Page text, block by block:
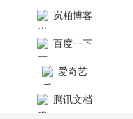
剧片、爱情
片、搞笑片
等全新电
影，是影
合破解游
戏、整合安
卓破解软件
分享与下
载！旨在打
网
岚柏博客
百度一下
爱奇艺
VIP会员
腾讯文档